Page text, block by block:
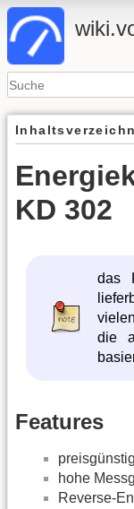
KD 302
das
die
Features
hohe
Reverse-